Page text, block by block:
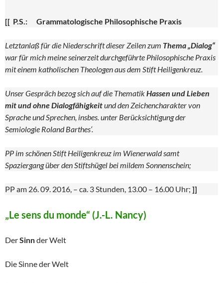
[[ P.S.: Grammatologische Philosophische Praxis
Letztanlaß für die Niederschrift dieser Zeilen zum Thema „Dialog“
war für mich meine seinerzeit durchgeführte Philosophische Praxis
mit einem katholischen Theologen aus dem Stift Heiligenkreuz.
Unser Gespräch bezog sich auf die ThematikHassen und Lieben
mit und ohne Dialogfähigkeitund den Zeichencharakter von
Sprache und Sprechen, insbes. unter Berücksichtigung der
Semiologie Roland Barthes‘.
PP im schönen Stift Heiligenkreuz im Wienerwald samt
Spaziergang über den Stiftshügel bei mildem Sonnenschein;
PP am 26. 09. 2016, – ca. 3 Stunden, 13.00 – 16.00 Uhr; ]]
„Le sens du monde“ (J.-L. Nancy)
DerSinnder Welt
Die Sinne der Welt